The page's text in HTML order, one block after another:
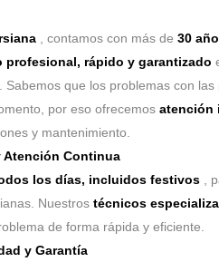
, contamos con más de 30
profesional, rápido y garantizado
Sabemos que los problemas con las
por eso ofrecemos atención
y mantenimiento.
Atención Continua
los días, incluidos festivos ,
Nuestros técnicos
de forma rápida y eficiente.
y Garantía